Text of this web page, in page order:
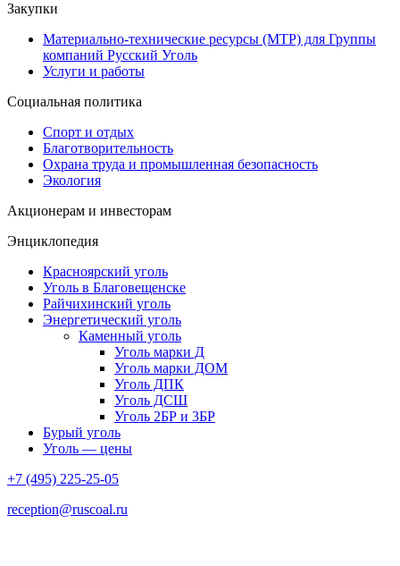
Закупки
Материально-технические ресурсы (МТР) для Группы
компаний Русский Уголь
Услуги и работы
Социальная политика
Спорт и отдых
Благотворительность
Охрана труда и промышленная безопасность
Экология
Акционерам и инвесторам
Энциклопедия
Красноярский уголь
Уголь в Благовещенске
Райчихинский уголь
Энергетический уголь
Каменный уголь
Уголь марки Д
Уголь марки ДОМ
Уголь ДПК
Уголь ДСШ
Уголь 2БР и 3БР
Бурый уголь
Уголь — цены
+7 (495) 225-25-05
reception@ruscoal.ru